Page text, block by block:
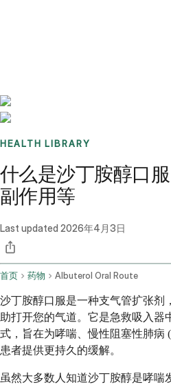
HEALTH LIBRARY
什么是沙丁胺醇口服
副作用等
Last updated 2026年4月3日
首页 药物 Albuterol Oral Route
沙丁胺醇口服是一种支气管扩张剂
助打开您的气道。它是急救吸入器
式，旨在为哮喘、慢性阻塞性肺病
患者提供更持久的缓解。
虽然大多数人知道沙丁胺醇是哮喘